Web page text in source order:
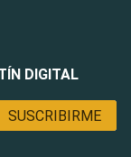
DIGITAL